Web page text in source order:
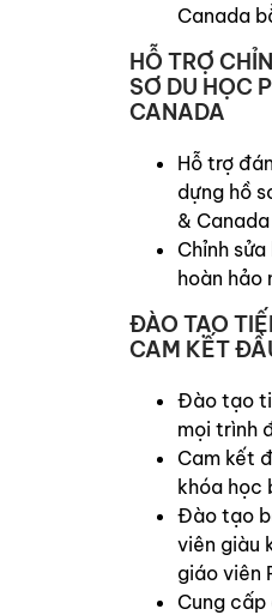
Canada
HỖ TRỢ
SƠ DU HỌC
CANADA
Hỗ trợ
dựng hồ
& Canada
Chỉnh
hoàn hảo
ĐÀO TẠO
CAM KẾT
Đào tạo
mọi trình
Cam kết
khóa học
Đào tạo
viên giàu
giáo viên
Cung